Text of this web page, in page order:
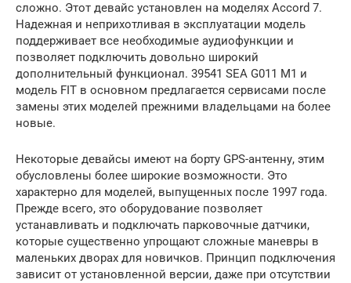
сложно. Этот девайс установлен на моделях Accord 7.
Надежная и неприхотливая в эксплуатации модель
поддерживает все необходимые аудиофункции и
позволяет подключить довольно широкий
дополнительный функционал. 39541 SEA G011 M1 и
модель FIT в основном предлагается сервисами после
замены этих моделей прежними владельцами на более
новые.
Некоторые девайсы имеют на борту GPS-антенну, этим
обусловлены более широкие возможности. Это
характерно для моделей, выпущенных после 1997 года.
Прежде всего, это оборудование позволяет
устанавливать и подключать парковочные датчики,
которые существенно упрощают сложные маневры в
маленьких дворах для новичков. Принцип подключения
зависит от установленной версии, даже при отсутствии